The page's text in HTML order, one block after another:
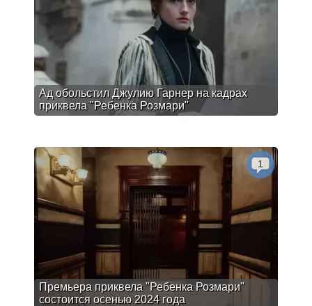
Ад обольстил Джулию Гарнер на кадрах
приквела "Ребенка Розмари"
Премьера приквела "Ребенка Розмари"
состоится осенью 2024 года
1